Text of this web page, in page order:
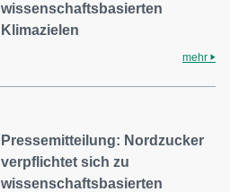
wissenschaftsbasierten
Klimazielen
mehr
Pressemitteilung: Nordzucker
verpflichtet sich zu
wissenschaftsbasierten